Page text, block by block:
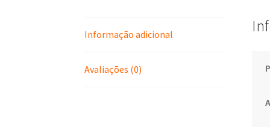
Informação adicional
Avaliações (0)